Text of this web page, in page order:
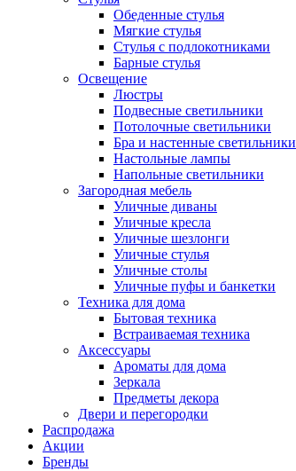
Обеденные стулья
Мягкие стулья
Стулья с подлокотниками
Барные стулья
Освещение
Люстры
Подвесные светильники
Потолочные светильники
Бра и настенные светильники
Настольные лампы
Напольные светильники
Загородная мебель
Уличные диваны
Уличные кресла
Уличные шезлонги
Уличные стулья
Уличные столы
Уличные пуфы и банкетки
Техника для дома
Бытовая техника
Встраиваемая техника
Аксессуары
Ароматы для дома
Зеркала
Предметы декора
Двери и перегородки
Распродажа
Акции
Бренды